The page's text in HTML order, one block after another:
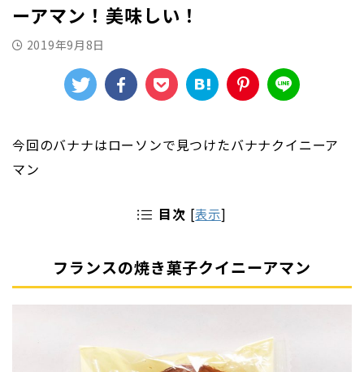
ーアマン！美味しい！
2019年9月8日
今回のバナナはローソンで見つけたバナナクイニーア
マン
目次 [表示]
フランスの焼き菓子クイニーアマン